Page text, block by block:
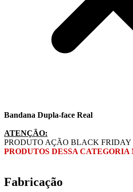
Bandana Dupla-face Real
ATENÇÃO:
PRODUTO AÇÃO BLACK FRIDAY
PRODUTOS DESSA
Fabricação